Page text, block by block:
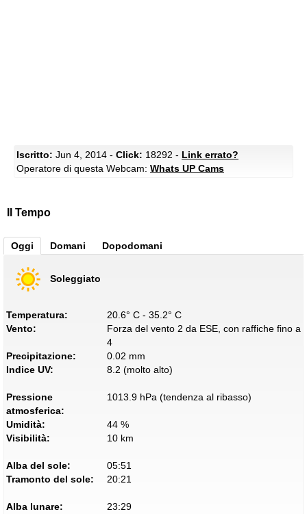
Iscritto: Jun 4, 2014 - Click: 18292 - Link errato?
Operatore di questa Webcam: Whats UP Cams
Il Tempo
Oggi Domani Dopodomani
Soleggiato
Temperatura:
20.6° C - 35.2° C
Vento:
Forza del vento 2 da ESE, con raffiche fino a
4
Precipitazione:
0.02 mm
Indice UV:
8.2 (molto alto)
Pressione
atmosferica:
1013.9 hPa (tendenza al ribasso)
Umidità:
44 %
Visibilità:
10 km
Alba del sole:
05:51
Tramonto del sole:
20:21
Alba lunare:
23:29